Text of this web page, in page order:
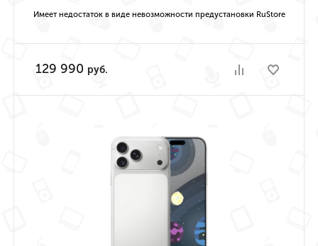
Имеет недостаток в виде невозможности предустановки RuStore
129 990 руб.